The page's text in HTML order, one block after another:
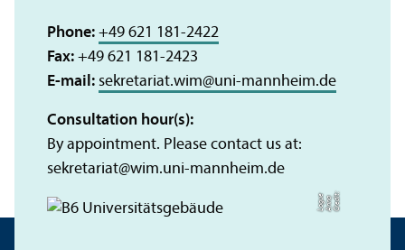
C
r
e
dit:
A
n
n
aL
o
g
u
e
Phone: +49 621 181-2422
Fax: +49 621 181-2423
E-mail: sekretariat.wim@uni-mannheim.de
Consultation hour(s):
By appointment. Please contact us at:
sekretariat@wim.uni-mannheim.de